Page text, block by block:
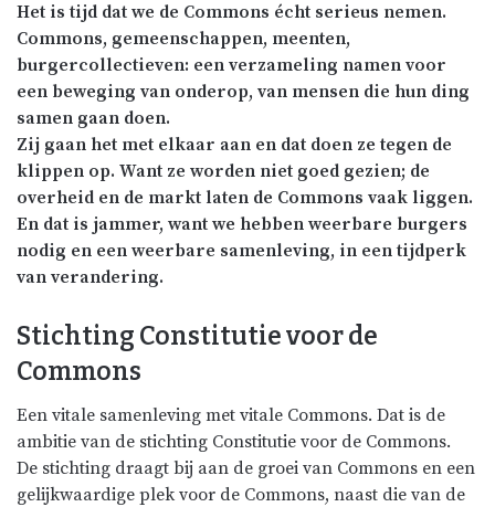
Het is tijd dat we de Commons écht serieus nemen.
Commons, gemeenschappen, meenten,
burgercollectieven: een verzameling namen voor
een beweging van onderop, van mensen die hun ding
samen gaan doen.
Zij gaan het met elkaar aan en dat doen ze tegen de
klippen op. Want ze worden niet goed gezien; de
overheid en de markt laten de Commons vaak liggen.
En dat is jammer, want we hebben weerbare burgers
nodig en een weerbare samenleving, in een tijdperk
van verandering.
Stichting Constitutie voor de
Commons
Een vitale samenleving met vitale Commons. Dat is de
ambitie van de stichting Constitutie voor de Commons.
De stichting draagt bij aan de groei van Commons en een
gelijkwaardige plek voor de Commons, naast die van de